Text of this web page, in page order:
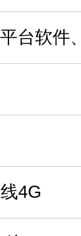
台软件
4G